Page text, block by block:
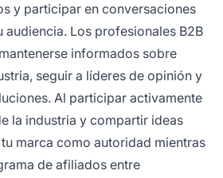
y participar en conversaciones
audiencia. Los profesionales B2B
informados sobre
seguir a líderes de opinión y
Al participar activamente
la industria y compartir ideas
marca como autoridad mientras
de afiliados entre